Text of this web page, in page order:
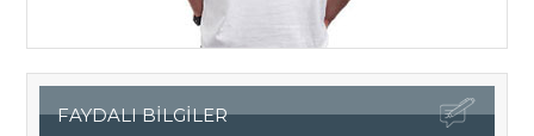
FAYDALI BİLGİLER